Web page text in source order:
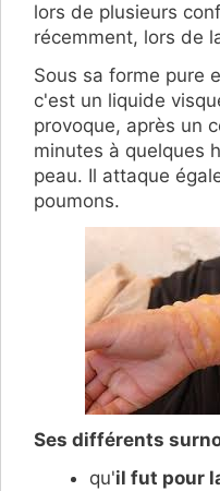
lors de plusieurs
récemment, lors de
Sous sa forme pure
c'est un liquide
provoque, après un
minutes à quelques
peau. Il attaque
poumons.
Ses différents
qu'il fut pour